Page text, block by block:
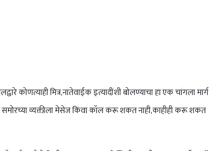
मित्र,नातेवाईक इत्यादींशी बोलण्याचा हा एक चांगला मार्ग
समोरच्या व्यक्तीला मेसेज किंवा कॉल करू शकत नाही,काहीही करू शकत